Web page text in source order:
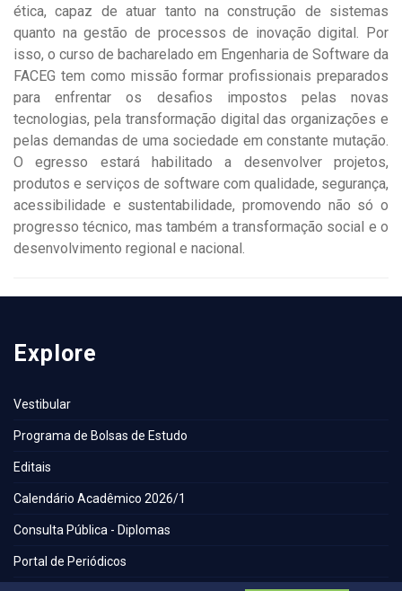
ética, capaz de atuar tanto na construção de sistemas
quanto na gestão de processos de inovação digital. Por
isso, o curso de bacharelado em Engenharia de Software da
FACEG tem como missão formar profissionais preparados
para enfrentar os desafios impostos pelas novas
tecnologias, pela transformação digital das organizações e
pelas demandas de uma sociedade em constante mutação.
O egresso estará habilitado a desenvolver projetos,
produtos e serviços de software com qualidade, segurança,
acessibilidade e sustentabilidade, promovendo não só o
progresso técnico, mas também a transformação social e o
desenvolvimento regional e nacional.
Explore
Vestibular
Programa de Bolsas de Estudo
Editais
Calendário Acadêmico 2026/1
Consulta Pública - Diplomas
Portal de Periódicos